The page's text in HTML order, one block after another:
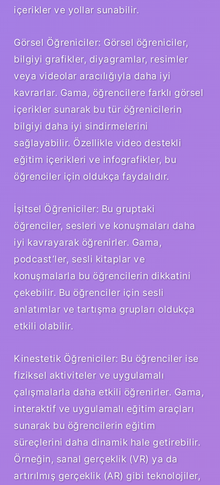
içerikler ve yollar sunabilir.
Görsel Öğreniciler: Görsel öğreniciler,
bilgiyi grafikler, diyagramlar, resimler
veya videolar aracılığıyla daha iyi
kavrarlar. Gama, öğrencilere farklı görsel
içerikler sunarak bu tür öğrenicilerin
bilgiyi daha iyi sindirmelerini
sağlayabilir. Özellikle video destekli
eğitim içerikleri ve infografikler, bu
öğrenciler için oldukça faydalıdır.
İşitsel Öğreniciler: Bu gruptaki
öğrenciler, sesleri ve konuşmaları daha
iyi kavrayarak öğrenirler. Gama,
podcast’ler, sesli kitaplar ve
konuşmalarla bu öğrencilerin dikkatini
çekebilir. Bu öğrenciler için sesli
anlatımlar ve tartışma grupları oldukça
etkili olabilir.
Kinestetik Öğreniciler: Bu öğrenciler ise
fiziksel aktiviteler ve uygulamalı
çalışmalarla daha etkili öğrenirler. Gama,
interaktif ve uygulamalı eğitim araçları
sunarak bu öğrencilerin eğitim
süreçlerini daha dinamik hale getirebilir.
Örneğin, sanal gerçeklik (VR) ya da
artırılmış gerçeklik (AR) gibi teknolojiler,